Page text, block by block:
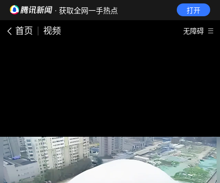
· 获取全网一手热点 打开
首页 视频 无障碍